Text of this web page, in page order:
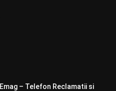
– Telefon Reclamatii si